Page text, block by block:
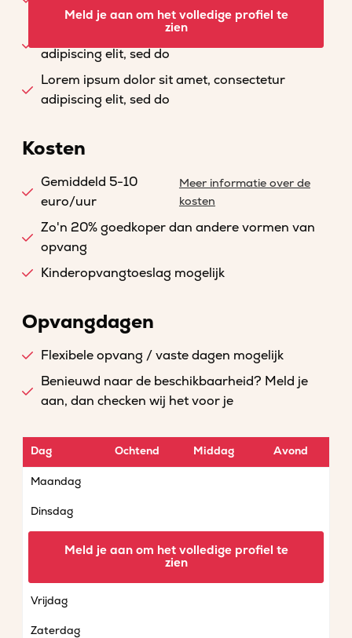
adipiscing elit, sed do
Lorem ipsum dolor sit amet, consectetur
adipiscing elit, sed do
Lorem ipsum dolor sit amet, consectetur
adipiscing elit, sed do
Meld je aan om het volledige profiel te
zien
Kosten
Gemiddeld 5-10
euro/uur
Meer informatie over de
kosten
Zo'n 20% goedkoper dan andere vormen van
opvang
Kinderopvangtoeslag mogelijk
Opvangdagen
Flexibele opvang / vaste dagen mogelijk
Benieuwd naar de beschikbaarheid? Meld je
aan, dan checken wij het voor je
Dag Ochtend Middag Avond
Maandag
Dinsdag
Vrijdag
Zaterdag
Meld je aan om het volledige profiel te
zien